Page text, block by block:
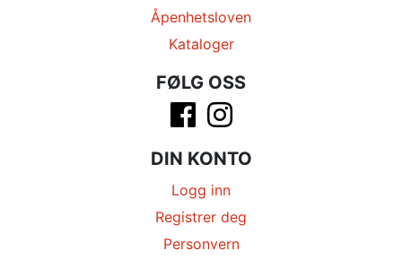
Åpenhetsloven
Kataloger
FØLG OSS
DIN KONTO
Logg inn
Registrer deg
Personvern